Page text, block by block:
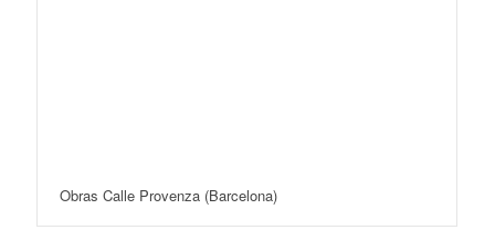
Obras Calle Provenza (Barcelona)